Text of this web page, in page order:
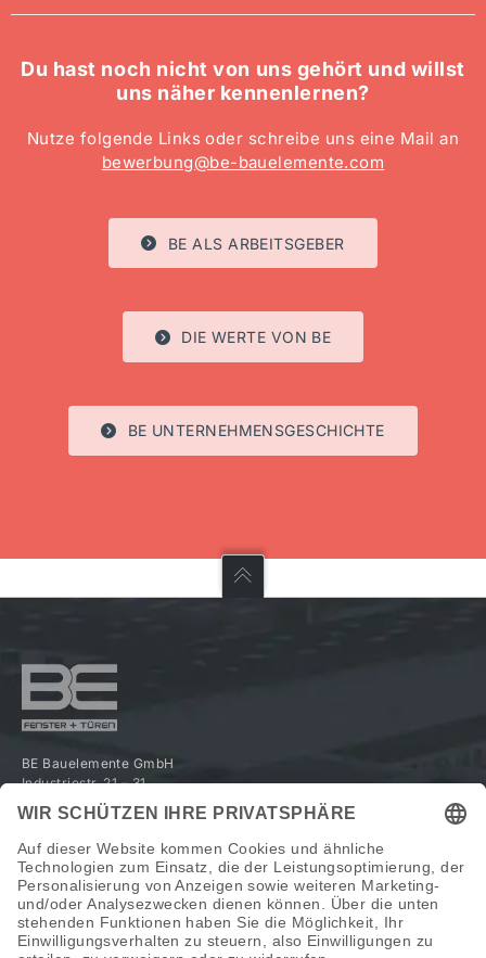
Du hast noch nicht von uns gehört und willst
uns näher kennenlernen?
Nutze folgende Links oder schreibe uns eine Mail an
bewerbung@be-bauelemente.com
BE ALS ARBEITSGEBER
DIE WERTE VON BE
BE UNTERNEHMENSGESCHICHTE
BE Bauelemente GmbH
Industriestr. 21 – 31
33818 Leopoldshöhe-Greste
Telefon:+49 5202 491-0
E-Mail:info@be-bauelemente.com
SERVICE
Händlerbereich